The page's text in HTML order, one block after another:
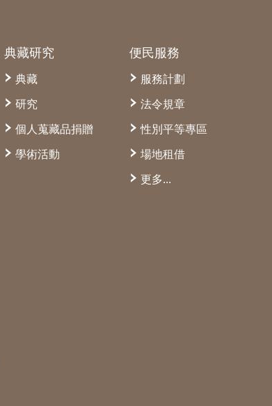
典藏研究
典藏
研究
個人蒐藏品捐贈
學術活動
便民服務
服務計劃
法令規章
性別平等專區
場地租借
更多...